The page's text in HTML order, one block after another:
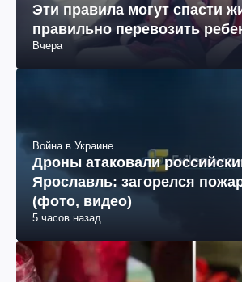
Эти правила могут спасти
правильно перевозить
Вчера
Война в Украине
Дроны атаковали
Ярославль: загорелся
(фото, видео)
5 часов назад